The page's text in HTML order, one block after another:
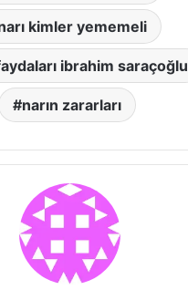
kimler yememeli
ibrahim saraçoğlu
narın zararları